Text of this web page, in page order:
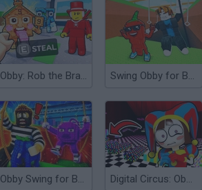
Obby: Rob the Brainrot Base! Swing Obby for Brainrots!
Obby Swing for Brainrots Steal Digital Circus: Obby Parkour